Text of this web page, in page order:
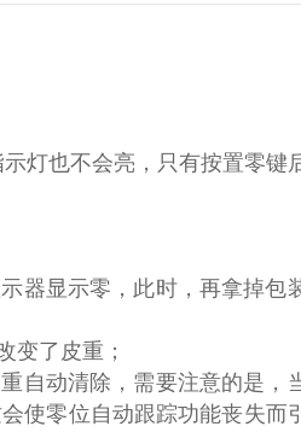
灯也不会亮，只有按置零键
器显示零，此时，再拿掉包
变了皮重；
自动清除，需要注意的是，
使零位自动跟踪功能丧失而